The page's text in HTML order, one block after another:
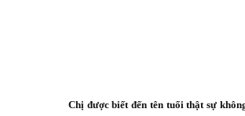
Chị được biết đến tên tuổi thật sự